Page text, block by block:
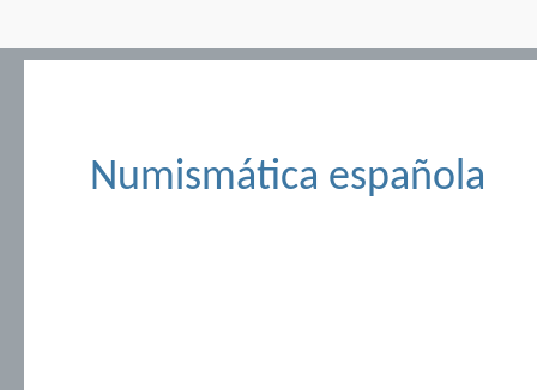
Numismática española